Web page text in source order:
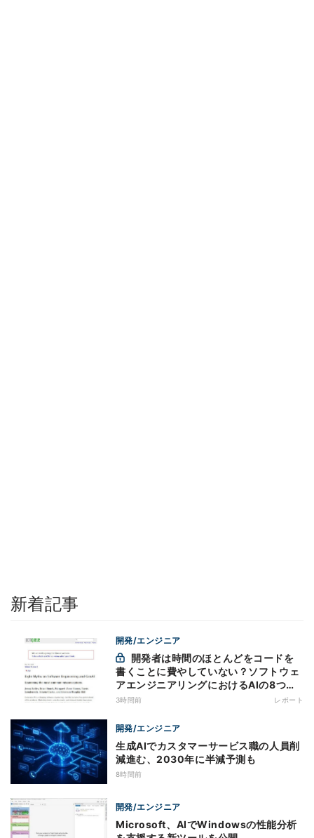
新着記事
開発/エンジニア
書くことに費やしていない？ソフトウェ
アエンジニアリングにおけるAIの8つの
神話への賛否
3時間前 レポート
開発/エンジニア
生成AIでカスタマーサービス職の人員削
減進む、2030年に半減予測も
8時間前
開発/エンジニア
Microsoft、AIでWindowsの性能分析